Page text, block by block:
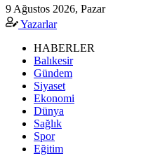
9 Ağustos 2026, Pazar
Yazarlar
HABERLER
Balıkesir
Gündem
Siyaset
Ekonomi
Dünya
Sağlık
Spor
Eğitim